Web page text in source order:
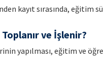
kayıt sırasında,
ve İşlenir?
yapılması, eğitim ve